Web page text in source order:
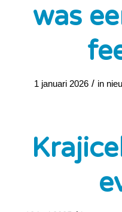
was
1 januari 2026 / in